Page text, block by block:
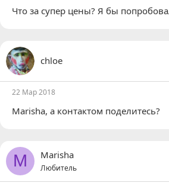
Что за супер цены? Я бы
chloe
22 Мар 2018
Marisha, а контактом поделитесь?
M Marisha
Любитель